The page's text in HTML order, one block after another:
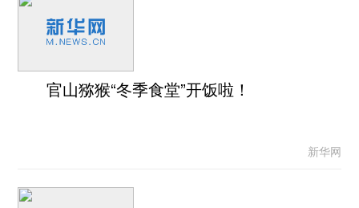
官山猕猴“冬季食堂”开饭啦！
新华网